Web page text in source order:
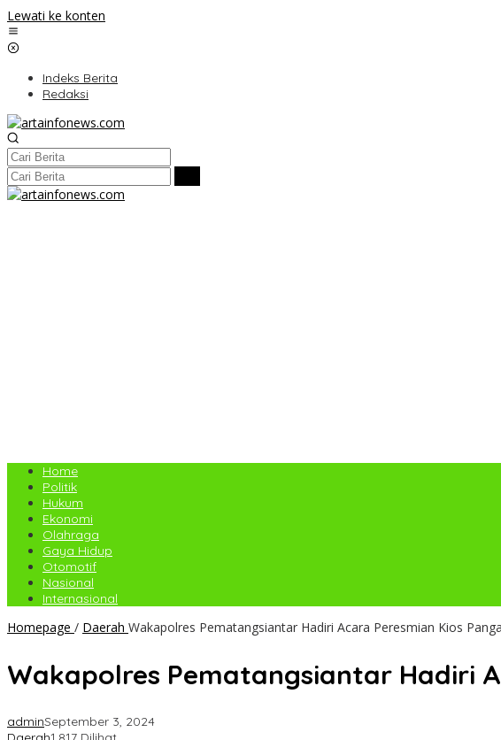
Lewati ke konten
Indeks Berita
Redaksi
Home
Politik
Hukum
Ekonomi
Olahraga
Gaya Hidup
Otomotif
Nasional
Internasional
Homepage / Daerah Wakapolres Pematangsiantar Hadiri Acara Peresmian Kios
Wakapolres Pematangsiantar Hadiri
adminSeptember 3, 2024